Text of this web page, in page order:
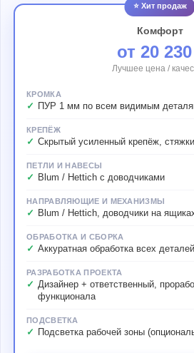
⭐ Хит продаж
Комфорт
от 20 230
Лучшее цена /
КРОМКА
ПУР 1 мм по всем видимым
КРЕПЁЖ
Скрытый усиленный крепёж,
ПЕТЛИ И НАВЕСЫ
Blum / Hettich с доводчиками
НАПРАВЛЯЮЩИЕ И МЕХАНИЗМЫ
Blum / Hettich, доводчики на
ОБРАБОТКА И СБОРКА
Аккуратная обработка всех
РАЗРАБОТКА ПРОЕКТА
Дизайнер + ответственный,
функционала
ПОДСВЕТКА
Подсветка рабочей зоны